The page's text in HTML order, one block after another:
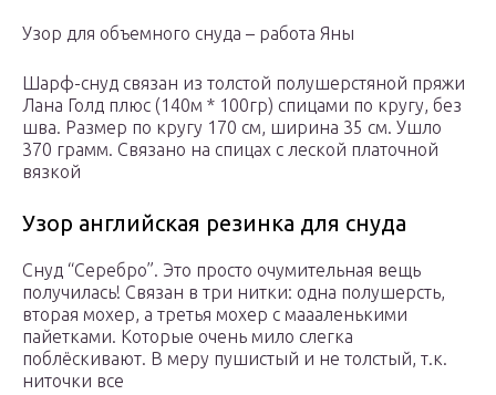
Узор для объемного снуда – работа Яны
Шарф-снуд связан из толстой полушерстяной пряжи
Лана Голд плюс (140м * 100гр) спицами по кругу, без
шва. Размер по кругу 170 см, ширина 35 см. Ушло
370 грамм. Связано на спицах с леской платочной
вязкой
Узор английская резинка для снуда
Снуд “Серебро”. Это просто очумительная вещь
получилась! Связан в три нитки: одна полушерсть,
вторая мохер, а третья мохер с маааленькими
пайетками. Которые очень мило слегка
поблёскивают. В меру пушистый и не толстый, т.к.
ниточки все